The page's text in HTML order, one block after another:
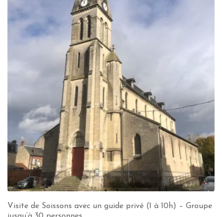
Visite de Soissons avec un guide privé (1 à 10h) – Groupe